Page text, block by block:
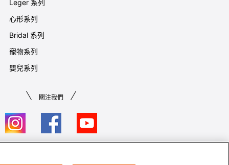
Leger 系列
心形系列
Bridal 系列
寵物系列
嬰兒系列
關注我們